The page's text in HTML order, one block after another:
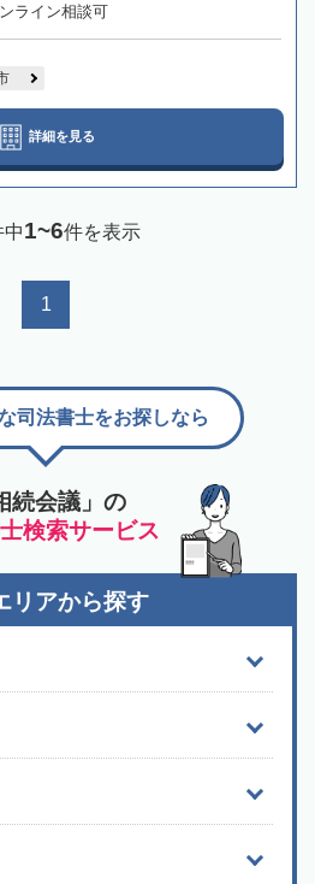
ライン相談可
詳細を見る
中1~6件を表示
1
続会議」の
検索サービス
司法書士をお探しなら
リアから探す